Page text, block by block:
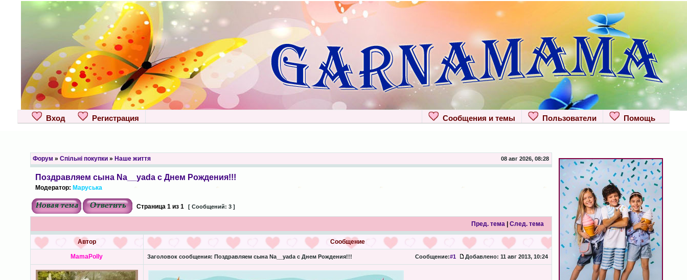
Вход Регистрация Помощь
Пользователи
Сообщения и темы
Форум » Спільні покупки» Наше життя 08 авг 2026, 08:28
Поздравляем сына Na__yada с Днем Рождения!!!
Модератор: Маруська
Страница 1из 1 [ Сообщений: 3 ]
Пред. тема| След. тема
Автор Сообщение
MamaPolly Заголовок сообщения: Поздравляем сына Na__yada с Днем Рождения!!! Сообщение:#1 Добавлено: 11 авг 2013, 10:24